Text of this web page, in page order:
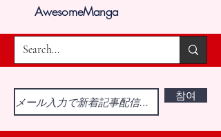
AwesomeManga
참여